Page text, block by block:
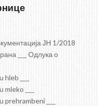
ЈН 1/2018
___ Одлука о
___
___
___